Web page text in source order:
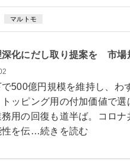
マルトモ
化にだし取り提案を 市場
500億円規模を維持し、わ
ッピング用の付加価値で
用の回復も道半ば。コロナ
性を伝…続きを読む